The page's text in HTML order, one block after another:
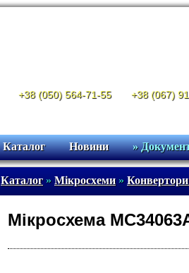
+38 (050) 564-71-55 +38 (067)
Каталог Новини »
Каталог» Мікросхеми»
Мікросхема